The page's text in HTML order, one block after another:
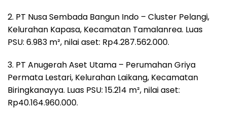
2. PT Nusa Sembada Bangun Indo – Cluster Pelangi,
Kelurahan Kapasa, Kecamatan Tamalanrea. Luas
PSU: 6.983 m², nilai aset: Rp4.287.562.000.
3. PT Anugerah Aset Utama – Perumahan Griya
Permata Lestari, Kelurahan Laikang, Kecamatan
Biringkanayya. Luas PSU: 15.214 m², nilai aset:
Rp40.164.960.000.